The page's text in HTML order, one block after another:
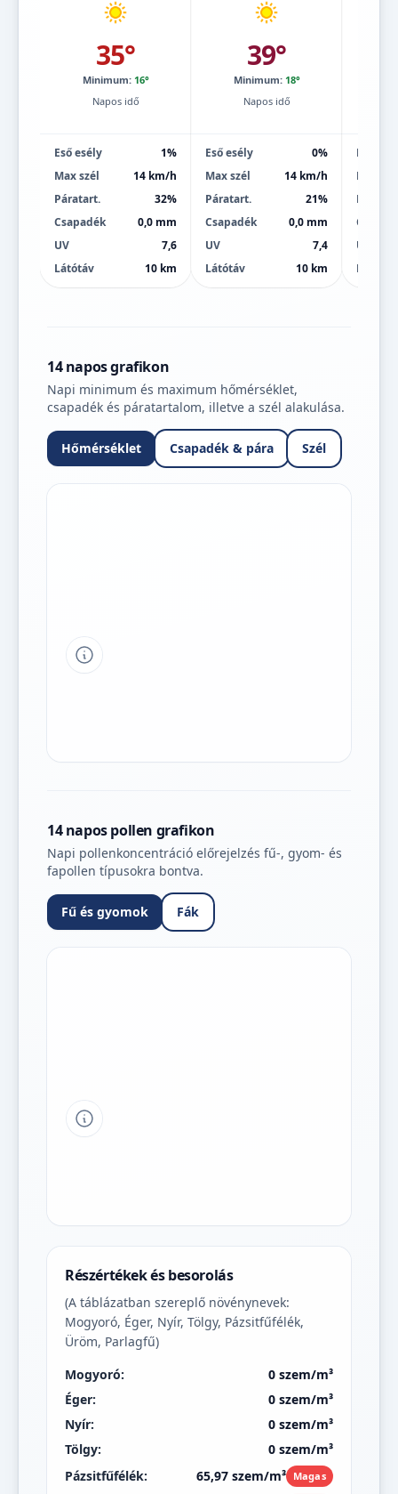
35°
Minimum: 16°
Napos idő
Eső esély
1%
Max szél
14 km/h
Páratart.
32%
Csapadék
0,0 mm
UV
7,6
Látótáv
10 km
39°
Minimum: 18°
Napos idő
Eső esély
0%
Max szél
14 km/h
Páratart.
21%
Csapadék
0,0 mm
UV
7,4
Látótáv
10 km
Eső
Max
UV
Látótáv
14 napos grafikon
Napi minimum és maximum hőmérséklet,
csapadék és páratartalom, illetve a szél alakulása.
Hőmérséklet Csapadék & pára Szél
Tipp a grafikon jelmagyarázatához
14 napos pollen grafikon
Napi pollenkoncentráció előrejelzés fű-, gyom- és
fapollen típusokra bontva.
Fű és gyomok Fák
Tipp a grafikon jelmagyarázatához
Részértékek és besorolás
(A táblázatban szereplő növénynevek:
Mogyoró, Éger, Nyír, Tölgy, Pázsitfűfélék,
Üröm, Parlagfű)
Mogyoró:
0 szem/m³
Éger:
0 szem/m³
Nyír:
0 szem/m³
Tölgy:
0 szem/m³
Pázsitfűfélék:
65,97 szem/m³ Magas